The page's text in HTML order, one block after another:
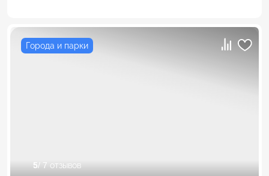
Города и парки
5/ 7 отзывов